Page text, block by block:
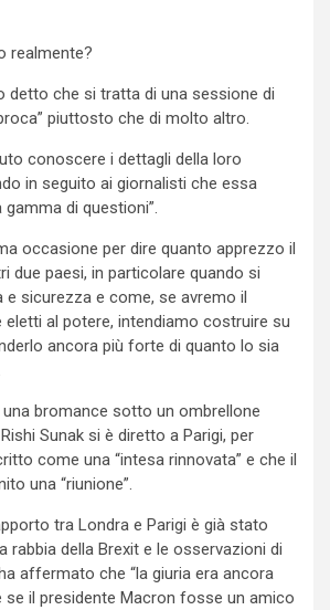
realmente?
detto che si tratta di una sessione di
piuttosto che di molto altro.
conoscere i dettagli della loro
in seguito ai giornalisti che essa
di questioni”.
occasione per dire quanto apprezzo il
due paesi, in particolare quando si
sicurezza e come, se avremo il
eletti al potere, intendiamo costruire su
ancora più forte di quanto lo sia
bromance sotto un ombrellone
Sunak si è diretto a Parigi, per
come una “intesa rinnovata” e che il
una “riunione”.
tra Londra e Parigi è già stato
rabbia della Brexit e le osservazioni di
affermato che “la giuria era ancora
se il presidente Macron fosse un amico